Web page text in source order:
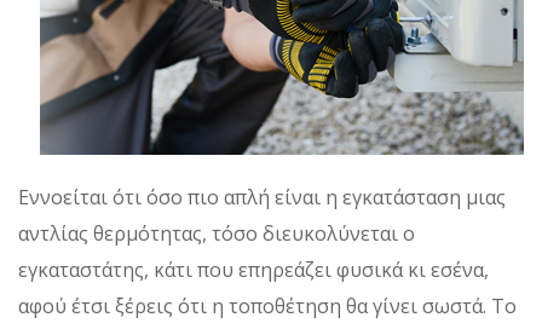
Εννοείται ότι όσο πιο απλή είναι η εγκατάσταση μιας
αντλίας θερμότητας, τόσο διευκολύνεται ο
εγκαταστάτης, κάτι που επηρεάζει φυσικά κι εσένα,
αφού έτσι ξέρεις ότι η τοποθέτηση θα γίνει σωστά. Το